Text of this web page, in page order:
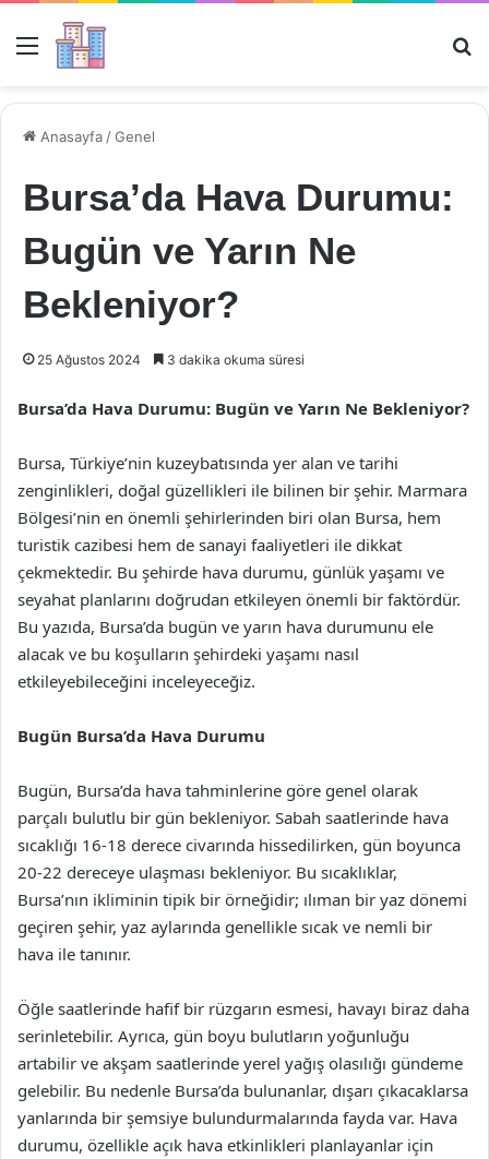
Menü
Anasayfa /Genel
Bursa’da Hava Durumu:
Bugün ve Yarın Ne
Bekleniyor?
25 Ağustos 2024 3 dakika okuma süresi
Bursa’da Hava Durumu: Bugün ve Yarın Ne Bekleniyor?
Bursa, Türkiye’nin kuzeybatısında yer alan ve tarihi
zenginlikleri, doğal güzellikleri ile bilinen bir şehir. Marmara
Bölgesi’nin en önemli şehirlerinden biri olan Bursa, hem
turistik cazibesi hem de sanayi faaliyetleri ile dikkat
çekmektedir. Bu şehirde hava durumu, günlük yaşamı ve
seyahat planlarını doğrudan etkileyen önemli bir faktördür.
Bu yazıda, Bursa’da bugün ve yarın hava durumunu ele
alacak ve bu koşulların şehirdeki yaşamı nasıl
etkileyebileceğini inceleyeceğiz.
Bugün Bursa’da Hava Durumu
Bugün, Bursa’da hava tahminlerine göre genel olarak
parçalı bulutlu bir gün bekleniyor. Sabah saatlerinde hava
sıcaklığı 16-18 derece civarında hissedilirken, gün boyunca
20-22 dereceye ulaşması bekleniyor. Bu sıcaklıklar,
Bursa’nın ikliminin tipik bir örneğidir; ılıman bir yaz dönemi
geçiren şehir, yaz aylarında genellikle sıcak ve nemli bir
hava ile tanınır.
Öğle saatlerinde hafif bir rüzgarın esmesi, havayı biraz daha
serinletebilir. Ayrıca, gün boyu bulutların yoğunluğu
artabilir ve akşam saatlerinde yerel yağış olasılığı gündeme
gelebilir. Bu nedenle Bursa’da bulunanlar, dışarı çıkacaklarsa
yanlarında bir şemsiye bulundurmalarında fayda var. Hava
durumu, özellikle açık hava etkinlikleri planlayanlar için